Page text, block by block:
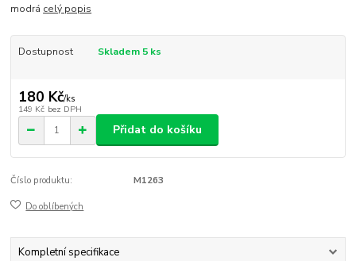
modrá celý popis
Dostupnost Skladem 5 ks
180 Kč/ks
149 Kč bez DPH
Přidat do košíku
Číslo produktu: M1263
Do oblíbených
Kompletní specifikace